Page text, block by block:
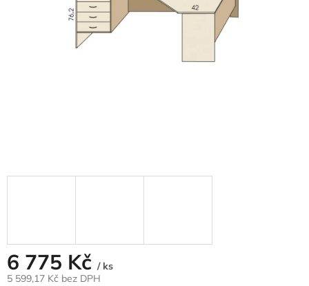
6 775 Kč / ks
5 599,17 Kč bez DPH